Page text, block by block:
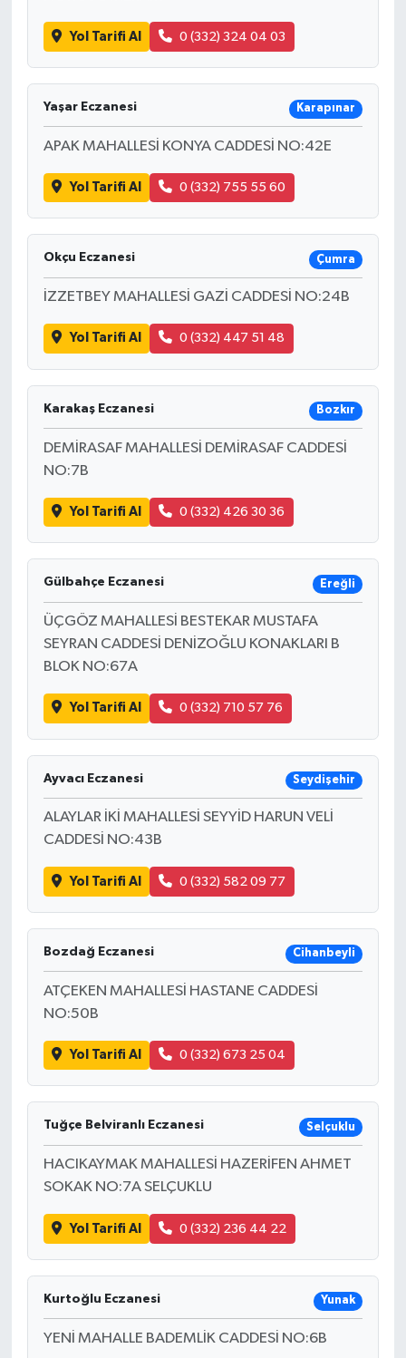
Yol Tarifi Al 0 (332) 324 04 03
Yaşar Eczanesi Karapınar
APAK MAHALLESİ KONYA CADDESİ NO:42E
Yol Tarifi Al 0 (332) 755 55 60
Okçu Eczanesi Çumra
İZZETBEY MAHALLESİ GAZİ CADDESİ NO:24B
Yol Tarifi Al 0 (332) 447 51 48
Karakaş Eczanesi Bozkır
DEMİRASAF MAHALLESİ DEMİRASAF CADDESİ
NO:7B
Yol Tarifi Al 0 (332) 426 30 36
Gülbahçe Eczanesi Ereğli
ÜÇGÖZ MAHALLESİ BESTEKAR MUSTAFA
SEYRAN CADDESİ DENİZOĞLU KONAKLARI B
BLOK NO:67A
Yol Tarifi Al 0 (332) 710 57 76
Ayvacı Eczanesi Seydişehir
ALAYLAR İKİ MAHALLESİ SEYYİD HARUN VELİ
CADDESİ NO:43B
Yol Tarifi Al 0 (332) 582 09 77
Bozdağ Eczanesi Cihanbeyli
ATÇEKEN MAHALLESİ HASTANE CADDESİ
NO:50B
Yol Tarifi Al 0 (332) 673 25 04
Tuğçe Belviranlı Eczanesi Selçuklu
HACIKAYMAK MAHALLESİ HAZERİFEN AHMET
SOKAK NO:7A SELÇUKLU
Yol Tarifi Al 0 (332) 236 44 22
Kurtoğlu Eczanesi Yunak
YENİ MAHALLE BADEMLİK CADDESİ NO:6B